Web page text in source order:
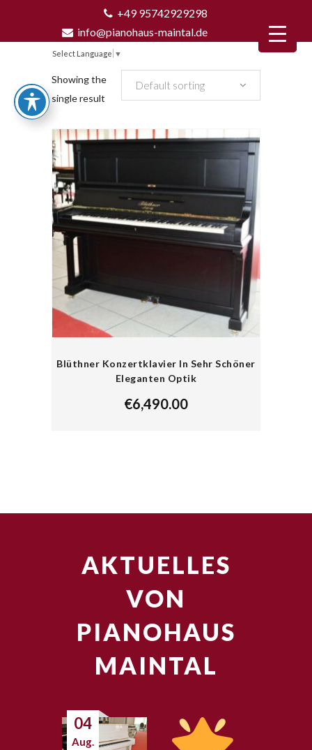
+49 95742929298
info@pianohaus-maintal.de
Select Language ▼
Showing the
single result
Default sorting
Blüthner Konzertklavier In Sehr Schöner
Eleganten Optik
€6,490.00
AKTUELLES
VON
PIANOHAUS
MAINTAL
04
Aug.